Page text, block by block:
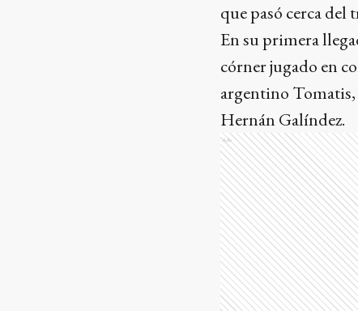
que pasó cerca del
En su primera
córner jugado en
argentino
Hernán Galíndez.
Ads